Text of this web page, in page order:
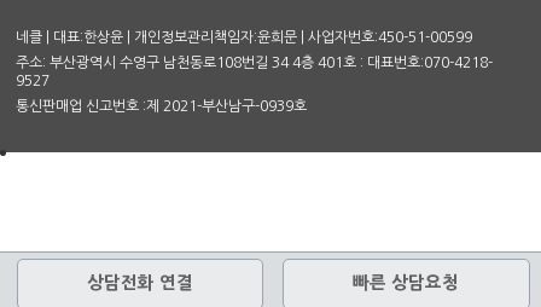
네클 | 대표:한상윤 | 개인정보관리책임자:윤희문 | 사업자번호:450-51-00599
주소: 부산광역시 수영구 남천동로108번길 34 4층 401호 : 대표번호:070-4218-
9527
통신판매업 신고번호 :제 2021-부산남구-0939호
상담전화 연결 빠른 상담요청